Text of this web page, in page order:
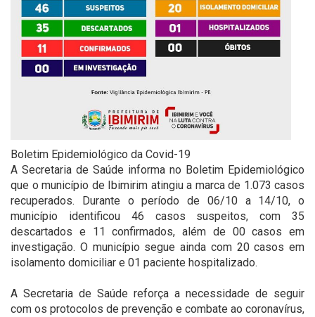
Boletim Epidemiológico da Covid-19
A Secretaria de Saúde informa no Boletim Epidemiológico
que o município de Ibimirim atingiu a marca de 1.073 casos
recuperados. Durante o período de 06/10 a 14/10, o
município identificou 46 casos suspeitos, com 35
descartados e 11 confirmados, além de 00 casos em
investigação. O município segue ainda com 20 casos em
isolamento domiciliar e 01 paciente hospitalizado.
A Secretaria de Saúde reforça a necessidade de seguir
com os protocolos de prevenção e combate ao coronavírus,